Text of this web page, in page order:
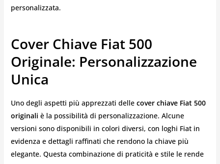
personalizzata.
Cover Chiave Fiat 500
Originale: Personalizzazione
Unica
Uno degli aspetti più apprezzati delle cover chiave Fiat 500
originali è la possibilità di personalizzazione. Alcune
versioni sono disponibili in colori diversi, con loghi Fiat in
evidenza e dettagli raffinati che rendono la chiave più
elegante. Questa combinazione di praticità e stile le rende